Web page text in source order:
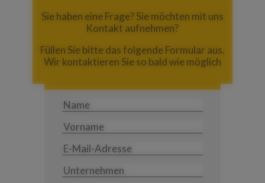
Sie haben eine Frage? Sie möchten mit uns
Kontakt aufnehmen?
Füllen Sie bitte das folgende Formular aus.
Wir kontaktieren Sie so bald wie möglich
Name
Vorname
E-Mail-
Unternehmen